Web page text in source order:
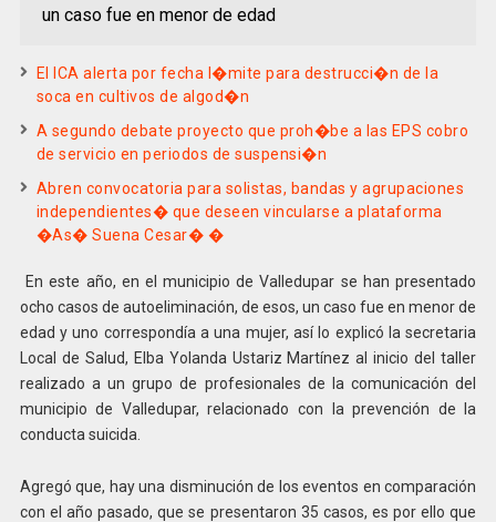
un caso fue en menor de edad
El ICA alerta por fecha l�mite para destrucci�n de la
soca en cultivos de algod�n
A segundo debate proyecto que proh�be a las EPS cobro
de servicio en periodos de suspensi�n
Abren convocatoria para solistas, bandas y agrupaciones
independientes� que deseen vincularse a plataforma
�As� Suena Cesar� �
En este año, en el municipio de Valledupar se han presentado
ocho casos de autoeliminación, de esos, un caso fue en menor de
edad y uno correspondía a una mujer, así lo explicó la secretaria
Local de Salud, Elba Yolanda Ustariz Martínez al inicio del taller
realizado a un grupo de profesionales de la comunicación del
municipio de Valledupar, relacionado con la prevención de la
conducta suicida.
Agregó que, hay una disminución de los eventos en comparación
con el año pasado, que se presentaron 35 casos, es por ello que